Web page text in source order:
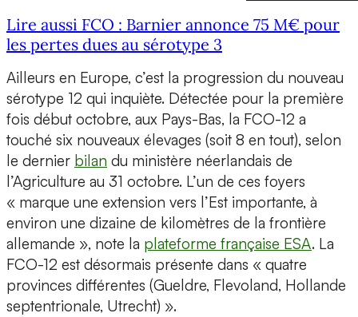
Lire aussi FCO : Barnier annonce 75 M€ pour
les pertes dues au sérotype 3
Ailleurs en Europe, c’est la progression du nouveau
sérotype 12 qui inquiète. Détectée pour la première
fois début octobre, aux Pays-Bas, la FCO-12 a
touché six nouveaux élevages (soit 8 en tout), selon
le dernier bilan du ministère néerlandais de
l’Agriculture au 31 octobre. L’un de ces foyers
« marque une extension vers l’Est importante, à
environ une dizaine de kilomètres de la frontière
allemande », note la plateforme française ESA. La
FCO-12 est désormais présente dans « quatre
provinces différentes (Gueldre, Flevoland, Hollande
septentrionale, Utrecht) ».